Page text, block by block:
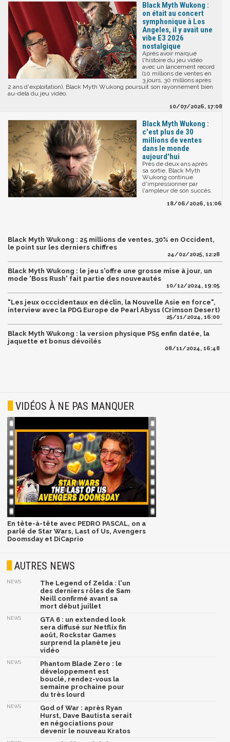
Black Myth Wukong :
on était au concert
symphonique à Los
Angeles, il y avait une
vibe E3 2026
nostalgique
Après avoir marqué
l'histoire du jeu vidéo
avec un lancement record
(10 millions de ventes en
3 jours, 30 millions après
2 ans d'exploitation), Black Myth Wukong poursuit son rayonnement bien
au-delà du jeu vidéo.
10/07/2026, 17:08
Black Myth Wukong :
c'est plus de 30
millions de ventes
dans le monde
aujourd'hui
Près de deux ans après
sa sortie, Black Myth
Wukong continue
d'impressionner par
l'ampleur de son succès.
18/06/2026, 11:06
Black Myth Wukong : 25 millions de ventes, 30% en Occident,
le point sur les derniers chiffres
24/02/2025, 12:28
Black Myth Wukong : le jeu s'offre une grosse mise à jour, un
mode 'Boss Rush' fait partie des nouveautés
10/12/2024, 19:05
"Les jeux occcidentaux en déclin, la Nouvelle Asie en force",
interview avec la PDG Europe de Pearl Abyss (Crimson Desert)
25/11/2024, 16:00
Black Myth Wukong : la version physique PS5 enfin datée, la
jaquette et bonus dévoilés
08/11/2024, 16:48
VIDÉOS À NE PAS MANQUER
En tête-à-tête avec PEDRO PASCAL, on a
parlé de Star Wars, Last of Us, Avengers
Doomsday et DiCaprio
AUTRES NEWS
NEWS
The Legend of Zelda : l'un
des derniers rôles de Sam
Neill confirmé avant sa
mort début juillet
NEWS
GTA 6 : un extended look
sera diffusé sur Netflix fin
août, Rockstar Games
surprend la planète jeu
vidéo
NEWS
Phantom Blade Zero : le
développement est
bouclé, rendez-vous la
semaine prochaine pour
du très lourd
NEWS
God of War : après Ryan
Hurst, Dave Bautista serait
en négociations pour
devenir le nouveau Kratos